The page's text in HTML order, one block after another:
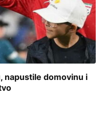
napustile domovinu i